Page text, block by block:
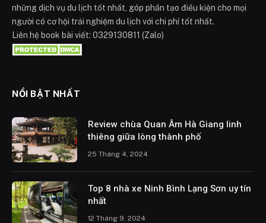
những dịch vụ du lịch tốt nhất, góp phần tạo điều kiện cho mọi
người có cơ hội trải nghiệm du lịch với chi phí tốt nhất.
Liên hệ book bài viết: 0329130811 (Zalo)
NỔI BẬT NHẤT
Review chùa Quan Âm Hà Giang linh
thiêng giữa lòng thành phố
25 Tháng 4, 2024
Top 8 nhà xe Ninh Bình Lạng Sơn uy tín
nhất
12 Tháng 9, 2024